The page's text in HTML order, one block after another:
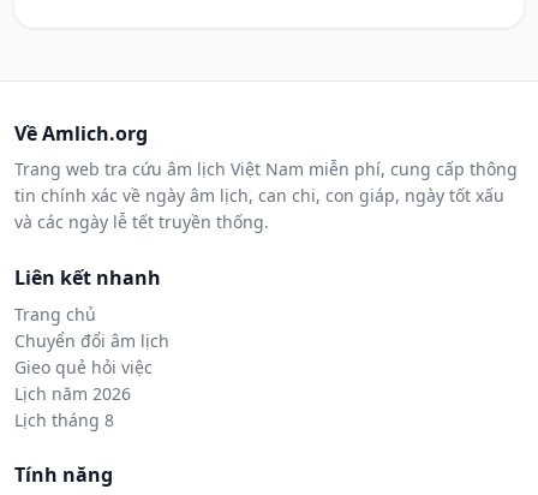
Về Amlich.org
Trang web tra cứu âm lịch Việt Nam miễn phí, cung cấp thông
tin chính xác về ngày âm lịch, can chi, con giáp, ngày tốt xấu
và các ngày lễ tết truyền thống.
Liên kết nhanh
Trang chủ
Chuyển đổi âm lịch
Gieo quẻ hỏi việc
Lịch năm 2026
Lịch tháng 8
Tính năng